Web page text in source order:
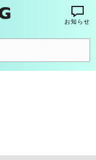
お知らせ